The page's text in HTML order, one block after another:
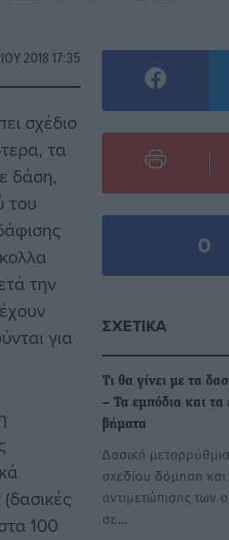
2018 17:35
σχέδιο
τα
δάση,
του
την
για
100
0
ΣΧΕΤΙΚΆ
Τι θα γίνει με τα
– Τα εμπόδια και τα
βήματα
Δασική
σχεδίου δόμηση και
αντιμετώπισης των
σε…